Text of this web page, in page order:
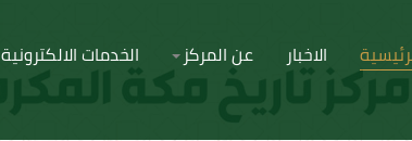
الاخبار عن المركز الخدمات الالكترونية